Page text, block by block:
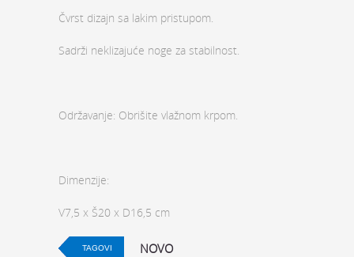
Čvrst dizajn sa lakim pristupom.
Sadrži neklizajuće noge za stabilnost.
Održavanje: Obrišite vlažnom krpom.
Dimenzije:
V7,5 x Š20 x D16,5 cm
TAGOVI
NOVO